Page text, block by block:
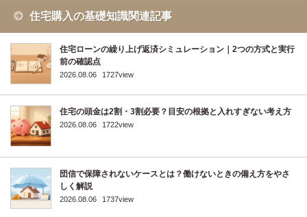
住宅購入の基礎知識関連記事
住宅ローンの繰り上げ返済シミュレーション｜2つの方式と実行
前の確認点
2026.08.06 1727view
住宅の頭金は2割・3割必要？目安の根拠と入れすぎない考え方
2026.08.06 1722view
団信で保障されないケースとは？働けないときの備え方をやさ
しく解説
2026.08.06 1737view